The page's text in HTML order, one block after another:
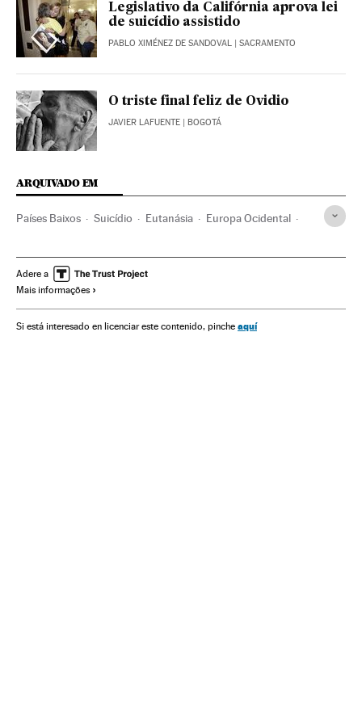
Legislativo da Califórnia aprova lei
de suicídio assistido
PABLO XIMÉNEZ DE SANDOVAL | SACRAMENTO
O triste final feliz de Ovidio
JAVIER LAFUENTE | BOGOTÁ
ARQUIVADO EM
Países Baixos Suicídio Eutanásia Europa Ocidental
Doentes terminais Medicina paliativa
Assistência sanitária
Problemas sociais Previdência Sociedade Saúde
Adere a
Mais informações
Si está interesado en licenciar este contenido, pinche aquí